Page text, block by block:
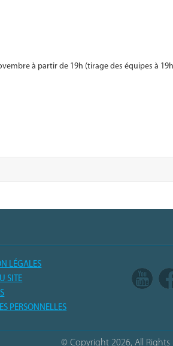
à partir de 19h (tirage des équipes à
LÉGALES
SITE
PERSONNELLES
© Copyright 2026, All Rights